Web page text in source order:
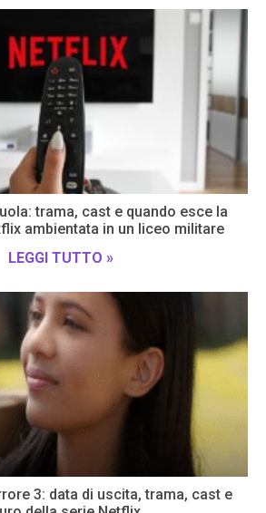
trama, cast e quando esce la
ambientata in un liceo militare
LEGGI TUTTO »
3: data di uscita, trama, cast e